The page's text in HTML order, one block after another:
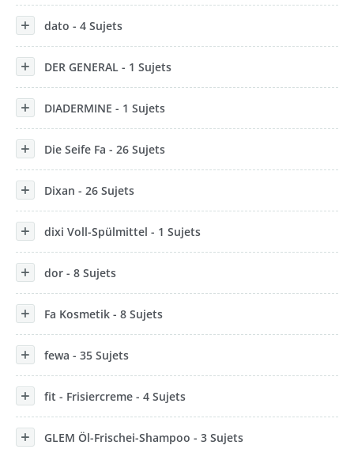
dato - 4 Sujets
DER GENERAL - 1 Sujets
DIADERMINE - 1 Sujets
Die Seife Fa - 26 Sujets
Dixan - 26 Sujets
dixi Voll-Spülmittel - 1 Sujets
dor - 8 Sujets
Fa Kosmetik - 8 Sujets
fewa - 35 Sujets
fit - Frisiercreme - 4 Sujets
GLEM Öl-Frischei-Shampoo - 3 Sujets